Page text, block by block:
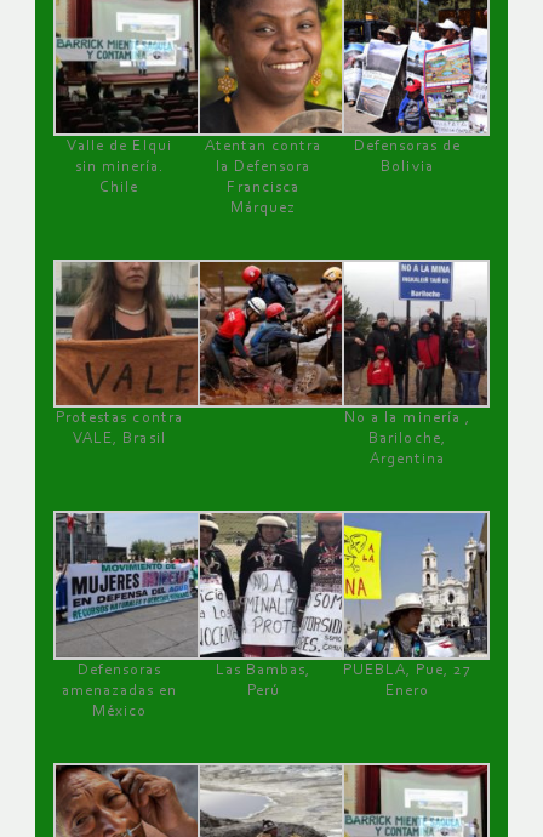
Valle de Elqui
sin minería.
Chile
Atentan contra
la Defensora
Francisca
Márquez
Defensoras de
Bolivia
Protestas contra
VALE, Brasil
No a la minería ,
Bariloche,
Argentina
Defensoras
amenazadas en
México
Las Bambas,
Perú
PUEBLA, Pue, 27
Enero